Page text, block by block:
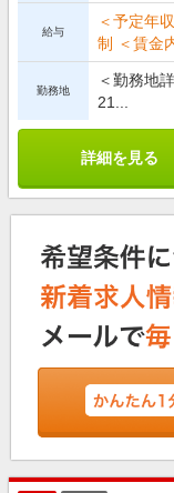
給与
＜予定年
制 ＜賃金
勤務地
＜勤務地
21...
詳細を見る